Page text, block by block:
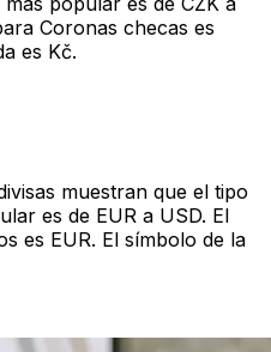
Coronas checas es
es Kč.
muestran que el tipo
es de EUR a USD. El
es EUR. El símbolo de la